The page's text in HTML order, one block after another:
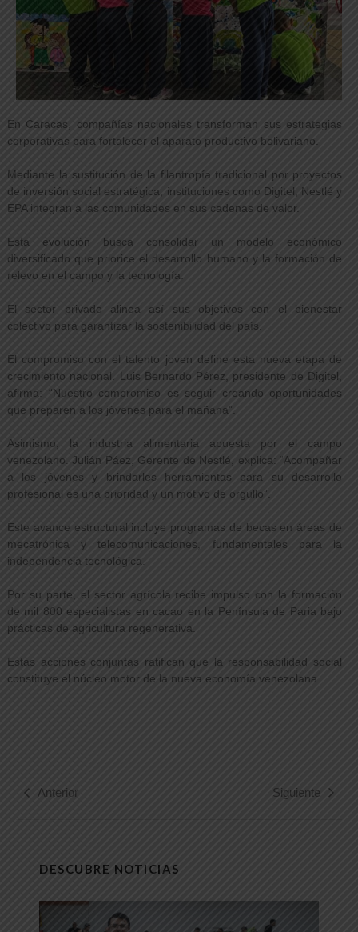
En Caracas, compañías nacionales transforman sus estrategias
corporativas para fortalecer el aparato productivo bolivariano.
Mediante la sustitución de la filantropía tradicional por proyectos
de inversión social estratégica, instituciones como Digitel, Nestlé y
EPA integran a las comunidades en sus cadenas de valor.
Esta evolución busca consolidar un modelo económico
diversificado que priorice el desarrollo humano y la formación de
relevo en el campo y la tecnología.
El sector privado alinea así sus objetivos con el bienestar
colectivo para garantizar la sostenibilidad del país.
El compromiso con el talento joven define esta nueva etapa de
crecimiento nacional. Luis Bernardo Pérez, presidente de Digitel,
afirma: “Nuestro compromiso es seguir creando oportunidades
que preparen a los jóvenes para el mañana”.
Asimismo, la industria alimentaria apuesta por el campo
venezolano. Julián Páez, Gerente de Nestlé, explica: “Acompañar
a los jóvenes y brindarles herramientas para su desarrollo
profesional es una prioridad y un motivo de orgullo”.
Este avance estructural incluye programas de becas en áreas de
mecatrónica y telecomunicaciones, fundamentales para la
independencia tecnológica.
Por su parte, el sector agrícola recibe impulso con la formación
de mil 800 especialistas en cacao en la Península de Paria bajo
prácticas de agricultura regenerativa.
Estas acciones conjuntas ratifican que la responsabilidad social
constituye el núcleo motor de la nueva economía venezolana.
Anterior Siguiente
DESCUBRE NOTICIAS